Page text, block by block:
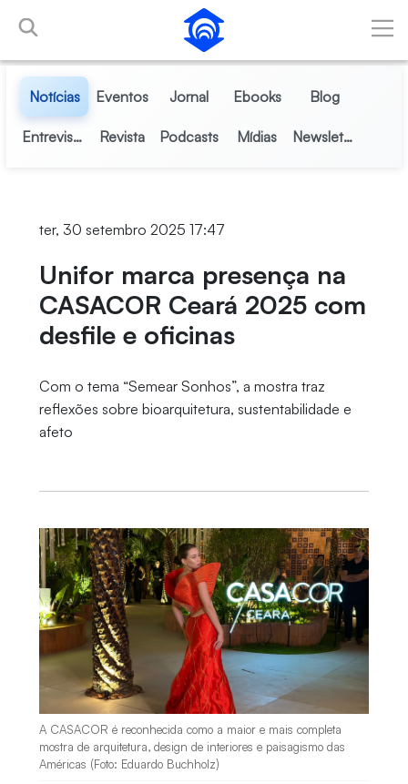
Pular para o Conteúdo principal
Notícias Eventos Jornal Ebooks Blog
Entrevistas Revista Podcasts Mídias Newsletter
ter, 30 setembro 2025 17:47
Unifor marca presença na
CASACOR Ceará 2025 com
desfile e oficinas
Com o tema “Semear Sonhos”, a mostra traz
reflexões sobre bioarquitetura, sustentabilidade e
afeto
A CASACOR é reconhecida como a maior e mais completa
mostra de arquitetura, design de interiores e paisagismo das
Américas (Foto: Eduardo Buchholz)